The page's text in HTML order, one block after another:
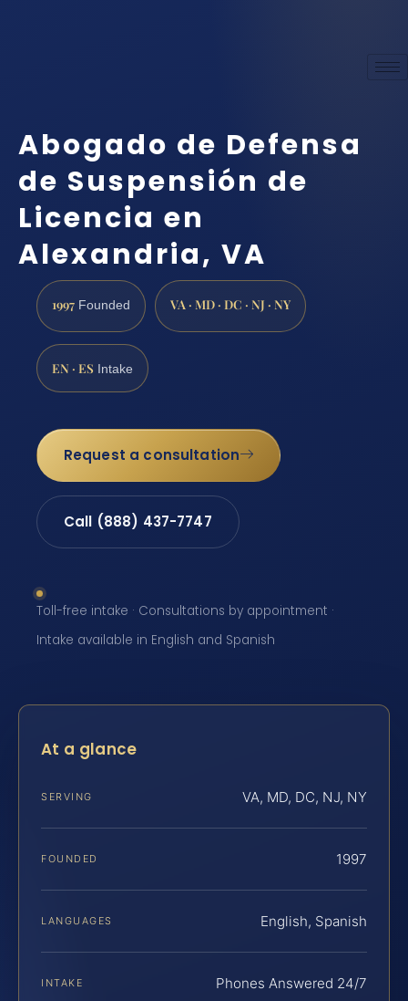
Abogado de Defensa
de Suspensión de
Licencia en
Alexandria, VA
1997 Founded VA · MD · DC · NJ · NY
EN · ES Intake
Request a consultation
Call (888) 437-7747
Toll-free intake · Consultations by appointment ·
Intake available in English and Spanish
At a glance
SERVING VA, MD, DC, NJ, NY
FOUNDED 1997
LANGUAGES English, Spanish
INTAKE Phones Answered 24/7